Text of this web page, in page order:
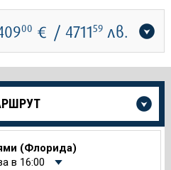
00 € / 471159лв.
(Флорида)
в 16:00